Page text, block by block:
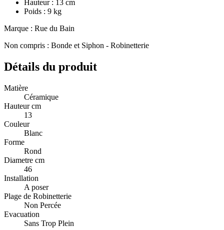
Hauteur : 13 cm
Poids : 9 kg
Marque : Rue du Bain
Non compris : Bonde et Siphon - Robinetterie
Détails du produit
Matière
Céramique
Hauteur cm
13
Couleur
Blanc
Forme
Rond
Diametre cm
46
Installation
A poser
Plage de Robinetterie
Non Percée
Evacuation
Sans Trop Plein